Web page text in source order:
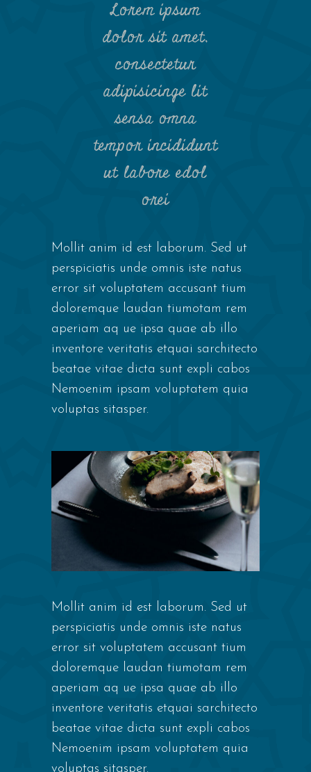
Lorem ipsum
dolor sit amet,
consectetur
adipisicinge lit
sensa omna
tempor incididunt
ut labore edol
orei
Mollit anim id est laborum. Sed ut
perspiciatis unde omnis iste natus
error sit voluptatem accusant tium
doloremque laudan tiumotam rem
aperiam aq ue ipsa quae ab illo
inventore veritatis etquai sarchitecto
beatae vitae dicta sunt expli cabos
Nemoenim ipsam voluptatem quia
voluptas sitasper.
Mollit anim id est laborum. Sed ut
perspiciatis unde omnis iste natus
error sit voluptatem accusant tium
doloremque laudan tiumotam rem
aperiam aq ue ipsa quae ab illo
inventore veritatis etquai sarchitecto
beatae vitae dicta sunt expli cabos
Nemoenim ipsam voluptatem quia
voluptas sitasper.